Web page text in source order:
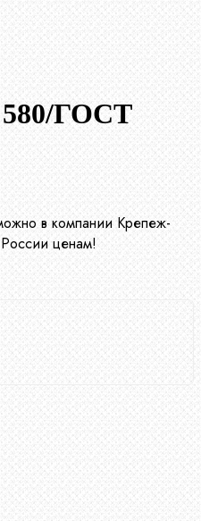
ГОСТ
в компании Крепеж-
ценам!